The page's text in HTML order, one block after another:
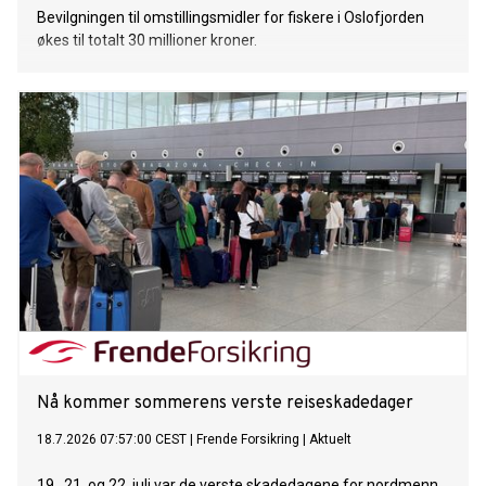
Bevilgningen til omstillingsmidler for fiskere i Oslofjorden
økes til totalt 30 millioner kroner.
Nå kommer sommerens verste reiseskadedager
18.7.2026 07:57:00 CEST Frende Forsikring Aktuelt